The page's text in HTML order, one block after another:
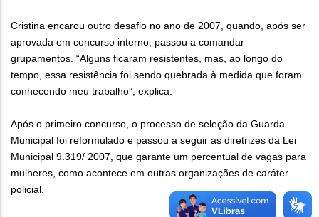
Cristina encarou outro desafio no ano de 2007, quando, após ser
aprovada em concurso interno, passou a comandar
grupamentos. “Alguns ficaram resistentes, mas, ao longo do
tempo, essa resistência foi sendo quebrada à medida que foram
conhecendo meu trabalho”, explica.
Após o primeiro concurso, o processo de seleção da Guarda
Municipal foi reformulado e passou a seguir as diretrizes da Lei
Municipal 9.319/ 2007, que garante um percentual de vagas para
mulheres, como acontece em outras organizações de caráter
policial.